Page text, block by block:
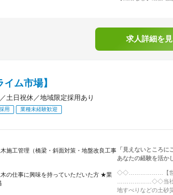
求人詳細を
ム市場】
土日祝休／地域限定採用あり
用 業種未経験歓迎
施工管理（橋梁・斜面対策・地盤改良工事
木の仕事に興味を持っていただいた方 ★業
「見えないところに
あなたの経験を活か
◇◇………………【世界
………………◇◇当社の
地すべりなどの土砂